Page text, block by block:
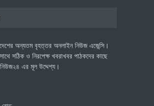
অন্যতম বৃহত্তর অনলাইন নিউজ এজেন্সি।
সঠিক ও নিরপেক্ষ খবরাখবর পাঠকদের কাছে
এর মূল উদ্দেশ্য।